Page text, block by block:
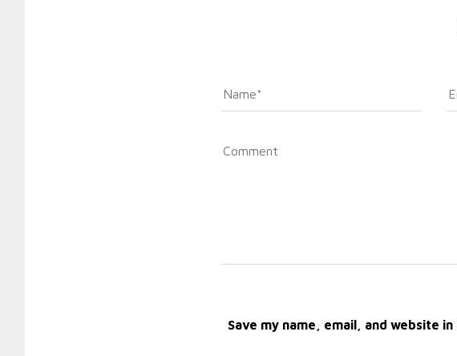
Save my name, email, and website